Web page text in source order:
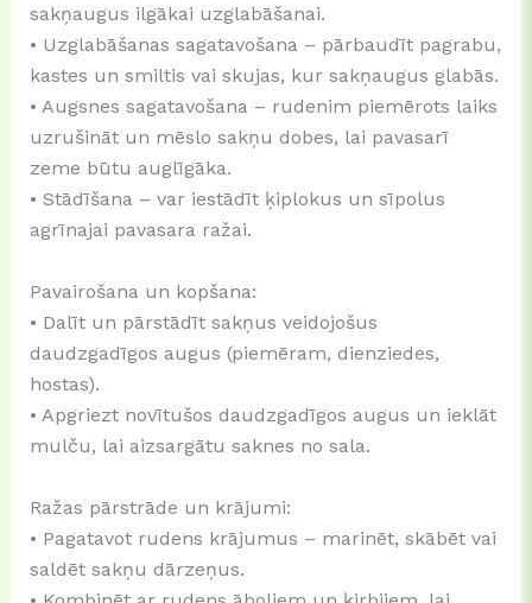
sakņaugus ilgākai uzglabāšanai.
• Uzglabāšanas sagatavošana – pārbaudīt pagrabu,
kastes un smiltis vai skujas, kur sakņaugus glabās.
• Augsnes sagatavošana – rudenim piemērots laiks
uzrušināt un mēslo sakņu dobes, lai pavasarī
zeme būtu auglīgāka.
• Stādīšana – var iestādīt ķiplokus un sīpolus
agrīnajai pavasara ražai.
Pavairošana un kopšana:
• Dalīt un pārstādīt sakņus veidojošus
daudzgadīgos augus (piemēram, dienziedes,
hostas).
• Apgriezt novītušos daudzgadīgos augus un ieklāt
mulču, lai aizsargātu saknes no sala.
Ražas pārstrāde un krājumi:
• Pagatavot rudens krājumus – marinēt, skābēt vai
saldēt sakņu dārzeņus.